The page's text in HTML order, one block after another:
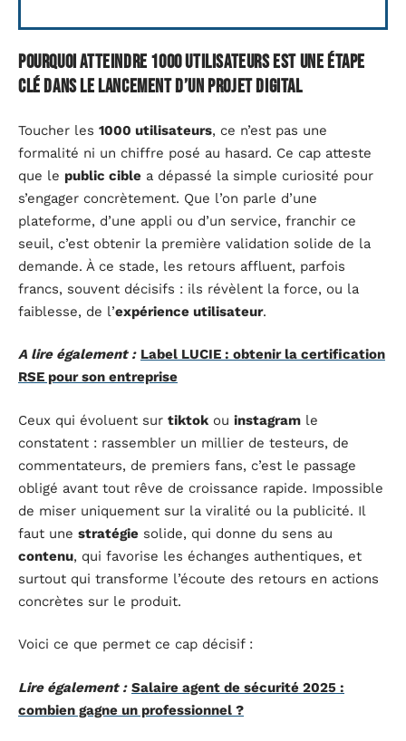
Pourquoi atteindre 1000 utilisateurs est une étape
clé dans le lancement d’un projet digital
Toucher les 1000 utilisateurs, ce n’est pas une
formalité ni un chiffre posé au hasard. Ce cap atteste
que le public cible a dépassé la simple curiosité pour
s’engager concrètement. Que l’on parle d’une
plateforme, d’une appli ou d’un service, franchir ce
seuil, c’est obtenir la première validation solide de la
demande. À ce stade, les retours affluent, parfois
francs, souvent décisifs : ils révèlent la force, ou la
faiblesse, de l’expérience utilisateur.
A lire également : Label LUCIE : obtenir la certification
RSE pour son entreprise
Ceux qui évoluent sur tiktok ou instagram le
constatent : rassembler un millier de testeurs, de
commentateurs, de premiers fans, c’est le passage
obligé avant tout rêve de croissance rapide. Impossible
de miser uniquement sur la viralité ou la publicité. Il
faut une stratégie solide, qui donne du sens au
contenu, qui favorise les échanges authentiques, et
surtout qui transforme l’écoute des retours en actions
concrètes sur le produit.
Voici ce que permet ce cap décisif :
Lire également : Salaire agent de sécurité 2025 :
combien gagne un professionnel ?